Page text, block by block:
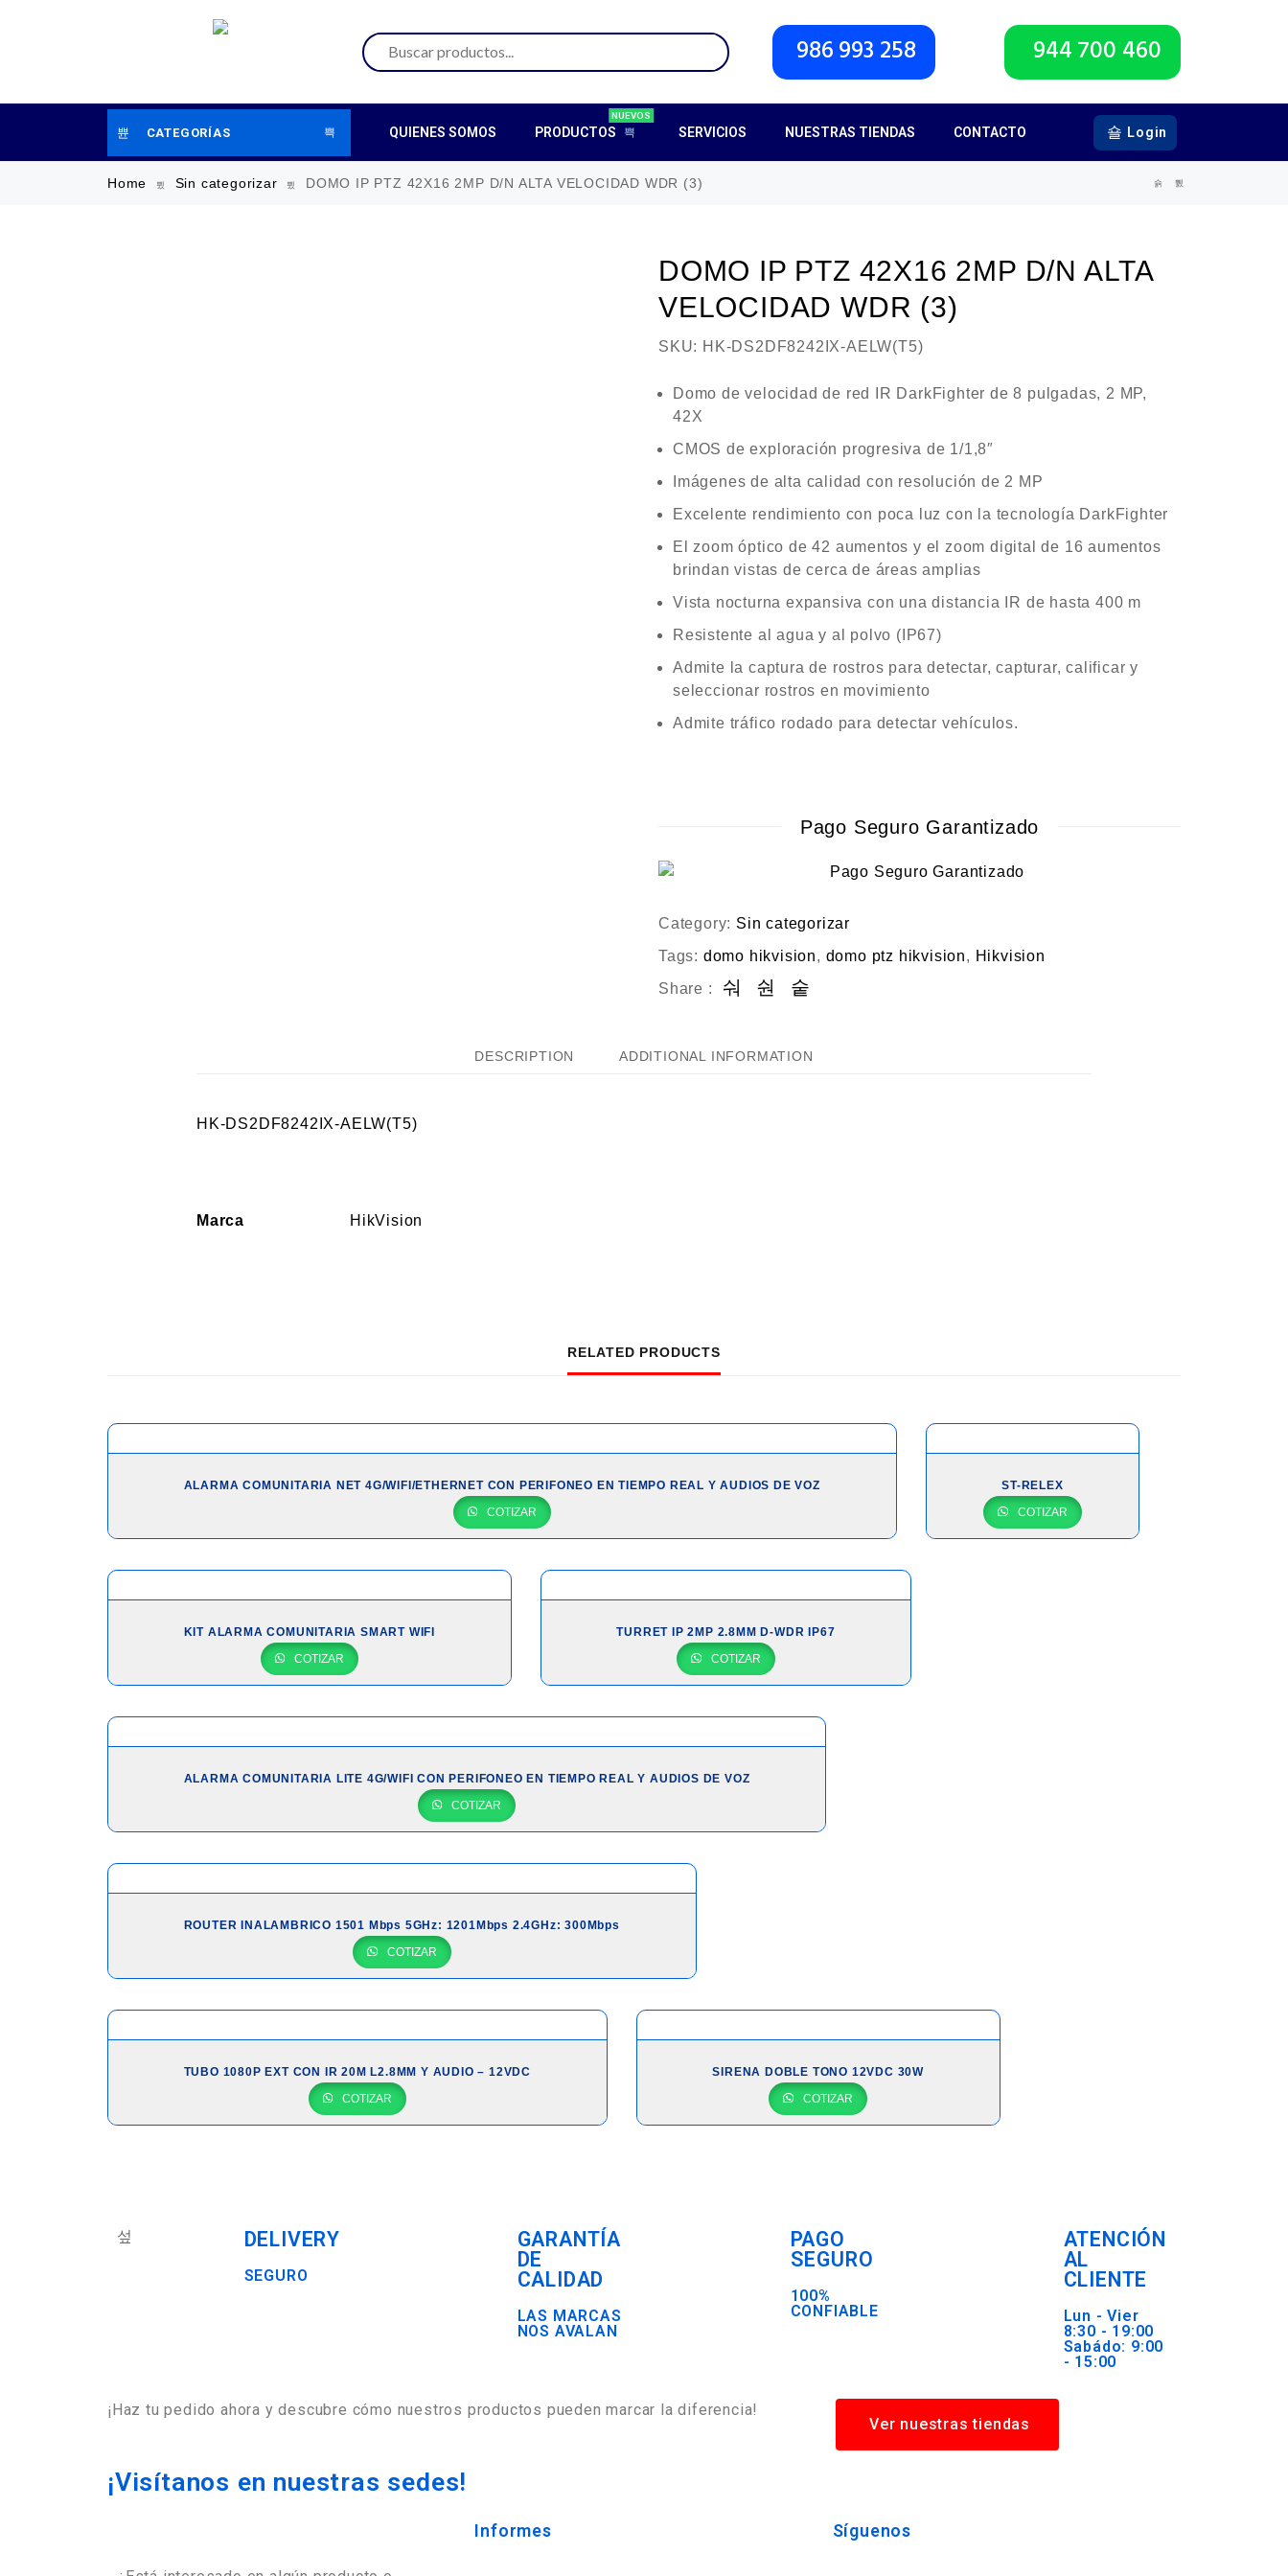
986 993 258 944 700 460
CATEGORÍAS QUIENES SOMOS PRODUCTOS
NUEVOS
SERVICIOS NUESTRAS TIENDAS CONTACTO Login
Home Sin categorizar DOMO IP PTZ 42X16 2MP D/N ALTA VELOCIDAD WDR (3)
DOMO IP PTZ 42X16 2MP D/N ALTA
VELOCIDAD WDR (3)
SKU: HK-DS2DF8242IX-AELW(T5)
Domo de velocidad de red IR DarkFighter de 8 pulgadas, 2 MP,
42X
CMOS de exploración progresiva de 1/1,8″
Imágenes de alta calidad con resolución de 2 MP
Excelente rendimiento con poca luz con la tecnología DarkFighter
El zoom óptico de 42 aumentos y el zoom digital de 16 aumentos
brindan vistas de cerca de áreas amplias
Vista nocturna expansiva con una distancia IR de hasta 400 m
Resistente al agua y al polvo (IP67)
Admite la captura de rostros para detectar, capturar, calificar y
seleccionar rostros en movimiento
Admite tráfico rodado para detectar vehículos.
Pago Seguro Garantizado
Category: Sin categorizar
Tags: domo hikvision, domo ptz hikvision, Hikvision
Share :
DESCRIPTION ADDITIONAL INFORMATION
HK-DS2DF8242IX-AELW(T5)
Marca HikVision
RELATED PRODUCTS
ALARMA COMUNITARIA NET 4G/WIFI/ETHERNET CON PERIFONEO EN TIEMPO REAL Y AUDIOS DE VOZ
COTIZAR
ST-RELEX
COTIZAR
KIT ALARMA COMUNITARIA SMART WIFI
COTIZAR
TURRET IP 2MP 2.8MM D-WDR IP67
COTIZAR
ALARMA COMUNITARIA LITE 4G/WIFI CON PERIFONEO EN TIEMPO REAL Y AUDIOS DE VOZ
COTIZAR
ROUTER INALAMBRICO 1501 Mbps 5GHz: 1201Mbps 2.4GHz: 300Mbps
COTIZAR
TUBO 1080P EXT CON IR 20M L2.8MM Y AUDIO – 12VDC
COTIZAR
SIRENA DOBLE TONO 12VDC 30W
COTIZAR
DELIVERY
SEGURO
GARANTÍA
DE
CALIDAD
LAS MARCAS
NOS AVALAN
PAGO
SEGURO
100%
CONFIABLE
ATENCIÓN
AL
CLIENTE
Lun - Vier
8:30 - 19:00
Sabádo: 9:00
- 15:00
¡Haz tu pedido ahora y descubre cómo nuestros productos pueden marcar la diferencia!
¡Visítanos en nuestras sedes!
Ver nuestras tiendas
Informes Síguenos